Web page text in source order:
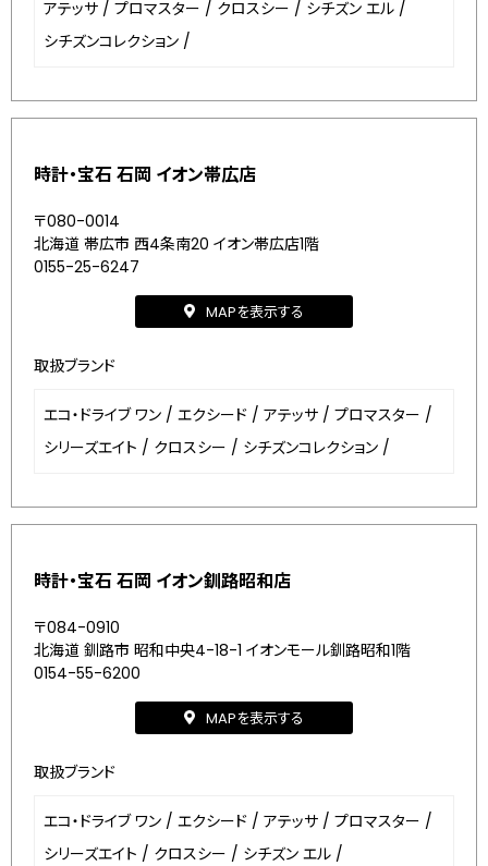
アテッサ / プロマスター / クロスシー / シチズン エル /
シチズンコレクション /
時計・宝石 石岡 イオン帯広店
〒080-0014
北海道 帯広市 西4条南20 イオン帯広店1階
0155-25-6247
MAPを表示する
取扱ブランド
エコ・ドライブ ワン / エクシード / アテッサ / プロマスター /
シリーズエイト / クロスシー / シチズンコレクション /
時計・宝石 石岡 イオン釧路昭和店
〒084-0910
北海道 釧路市 昭和中央4-18-1 イオンモール釧路昭和1階
0154-55-6200
MAPを表示する
取扱ブランド
エコ・ドライブ ワン / エクシード / アテッサ / プロマスター /
シリーズエイト / クロスシー / シチズン エル /